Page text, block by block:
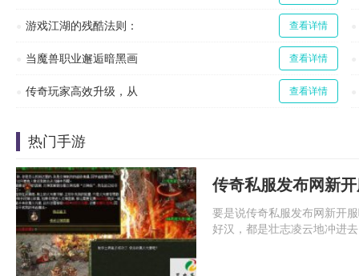
查看详情
游戏江湖的残酷法则：
查看详情
当魔兽职业邂逅暗黑画
查看详情
传奇玩家高效升级，从
热门手游
传奇私服发布网新
要是说传奇私服发布网新开
好汉，都是壮志凌云地冲进